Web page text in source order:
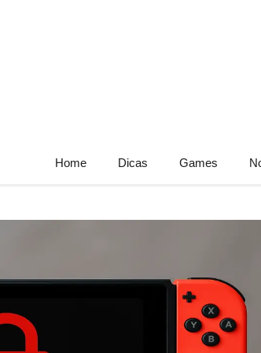
Home Dicas Games